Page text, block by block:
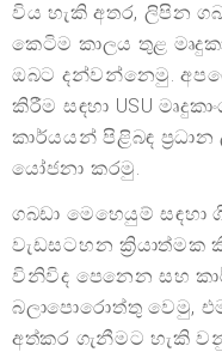
විය හැකි අතර, ලිපින
කෙටිම කාලය තුළ
ඔබට දන්වන්නෙමු.
කිරීම සඳහා USU
කාර්යයන් පිළිබඳ
යෝජනා කරමු.
ගබඩා මෙහෙයුම් සඳහා
වැඩසටහන ක්‍රියාත්මක
විනිවිද පෙනෙන සහ
බලාපොරොත්තු වෙමු,
අත්කර ගැනීමට හැකි